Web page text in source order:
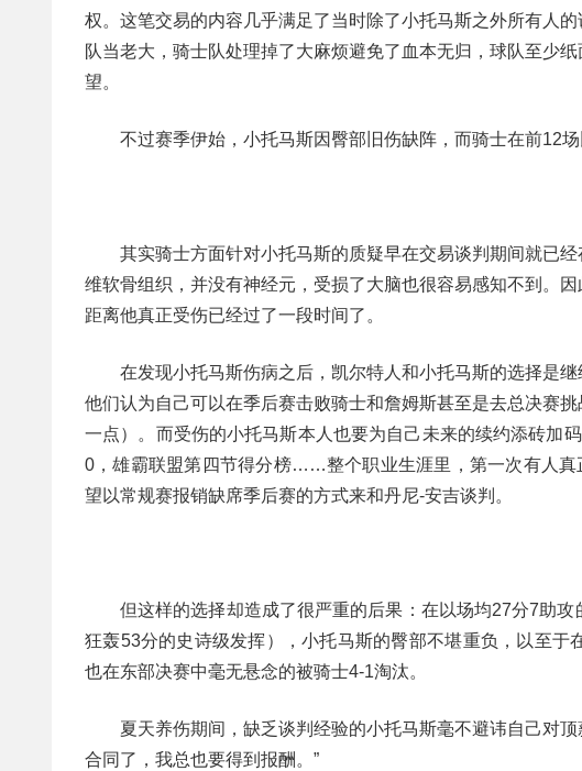
权。这笔交易的内容几乎满足了当时除了小托马斯之外所有
队当老大，骑士队处理掉了大麻烦避免了血本无归，球队至少
望。
不过赛季伊始，小托马斯因臀部旧伤缺阵，而骑士在前12
其实骑士方面针对小托马斯的质疑早在交易谈判期间就已
维软骨组织，并没有神经元，受损了大脑也很容易感知不到。
距离他真正受伤已经过了一段时间了。
在发现小托马斯伤病之后，凯尔特人和小托马斯的选择是
他们认为自己可以在季后赛击败骑士和詹姆斯甚至是去总决赛
一点）。而受伤的小托马斯本人也要为自己未来的续约添砖
0，雄霸联盟第四节得分榜……整个职业生涯里，第一次有人
望以常规赛报销缺席季后赛的方式来和丹尼-安吉谈判。
但这样的选择却造成了很严重的后果：在以场均27分7助
狂轰53分的史诗级发挥），小托马斯的臀部不堪重负，以至
也在东部决赛中毫无悬念的被骑士4-1淘汰。
夏天养伤期间，缺乏谈判经验的小托马斯毫不避讳自己对
合同了，我总也要得到报酬。”